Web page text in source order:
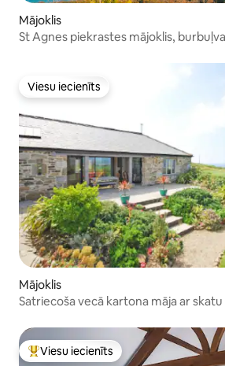
Mājoklis
St Agnes piekrastes mājoklis,
Viesu iecienīts
Viesu iecienīts
Mājoklis
Satriecoša vecā kartona māja ar
Populārs viesu iecienīts mājoklis
Viesu iecienīts